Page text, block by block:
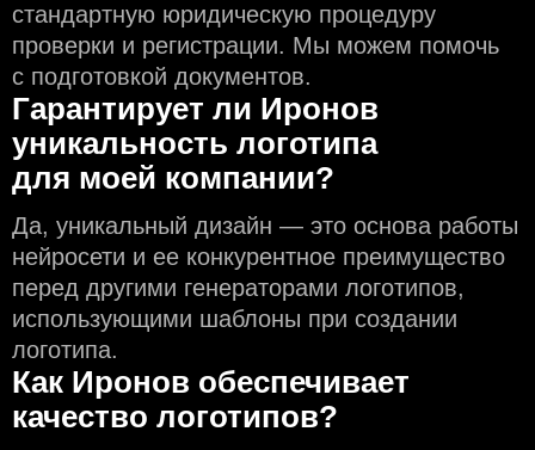
стандартную юридическую процедуру
проверки и регистрации. Мы можем помочь
с подготовкой документов.
Гарантирует ли Иронов
уникальность логотипа
для моей компании?
Да, уникальный дизайн — это основа работы
нейросети и еe конкурентное преимущество
перед другими генераторами логотипов,
использующими шаблоны при создании
логотипа.
Как Иронов обеспечивает
качество логотипов?